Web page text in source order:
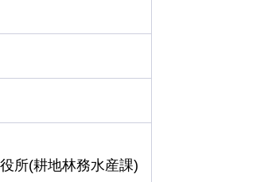
所(耕地林務水産課)